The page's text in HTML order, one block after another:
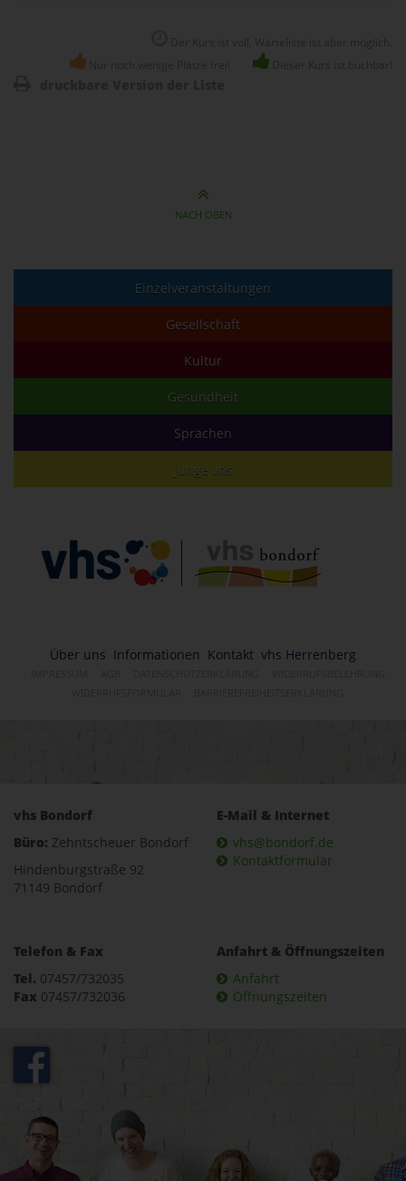
NACH OBEN
Einzelveranstaltungen
Gesellschaft
Kultur
Gesundheit
Sprachen
junge vhs
Über uns Informationen Kontakt vhs Herrenberg
vhs Bondorf
Büro: Zehntscheuer Bondorf
Hindenburgstraße 92
71149 Bondorf
E-Mail & Internet
vhs@bondorf.de
Kontaktformular
Telefon & Fax
Tel. 07457/732035
Fax 07457/732036
Anfahrt & Öffnungszeiten
Anfahrt
Öffnungszeiten